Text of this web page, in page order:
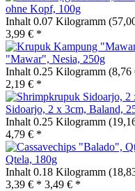
ohne Kopf, 100g
Inhalt 0.07 Kilogramm
3,99 € *
"Mawar", Nesia, 250g
Inhalt 0.25 Kilogramm (8,76
2,19 € *
Sidoarjo, 2 x 3cm, Baland,
Inhalt 0.25 Kilogramm
4,79 € *
Qtela, 180g
Inhalt 0.18 Kilogramm
3,39 € * 3,49 € *